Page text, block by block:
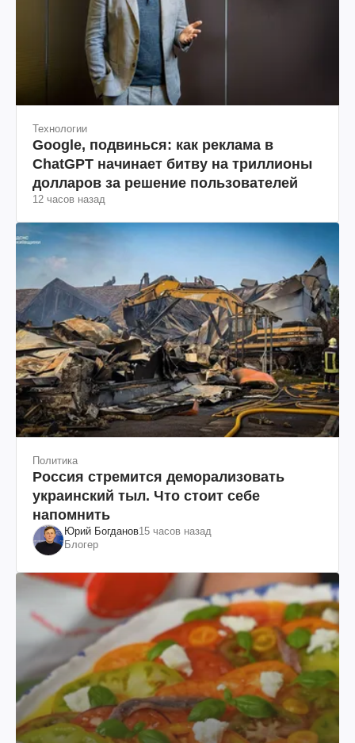
Технологии
Google, подвинься: как реклама в
ChatGPT начинает битву на триллионы
долларов за решение пользователей
12 часов назад
Политика
Россия стремится деморализовать
украинский тыл. Что стоит себе
напомнить
Юрий Богданов15 часов назад
Блогер